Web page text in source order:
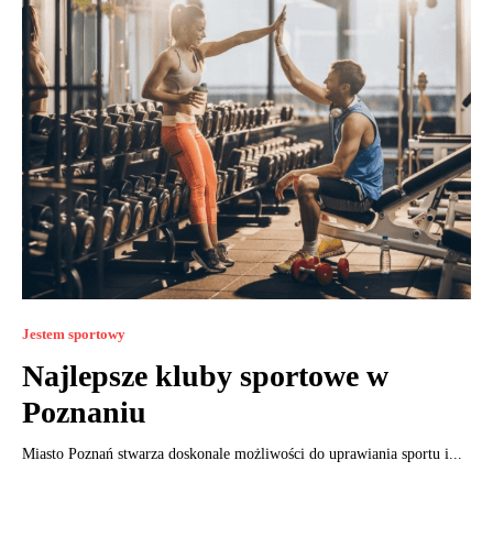
Jestem sportowy
Najlepsze kluby sportowe w
Poznaniu
Miasto Poznań stwarza doskonale możliwości do uprawiania sportu i...